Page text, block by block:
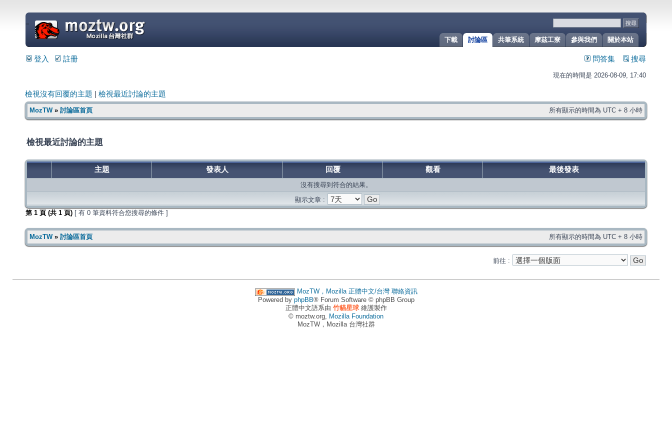
關於本站
參與我們
摩茲工寮
共筆系統
討論區
下載
=
登入 註冊 問答集 搜尋
現在的時間是 2026-08-09, 17:40
檢視沒有回覆的主題 檢視最近討論的主題
MozTW» 討論區首頁 所有顯示的時間為 UTC + 8 小時
檢視最近討論的主題
主題 發表人 回覆 觀看 最後發表
沒有搜尋到符合的結果。
顯示文章 :
第 1 頁 (共 1 頁) [ 有 0 筆資料符合您搜尋的條件 ]
MozTW» 討論區首頁 所有顯示的時間為 UTC + 8 小時
前往 :
MozTW，Mozilla 正體中文/台灣 聯絡資訊
Powered by phpBB® Forum Software © phpBB Group
正體中文語系由 竹貓星球維護製作
© moztw.org, Mozilla Foundation
MozTW，Mozilla 台灣社群